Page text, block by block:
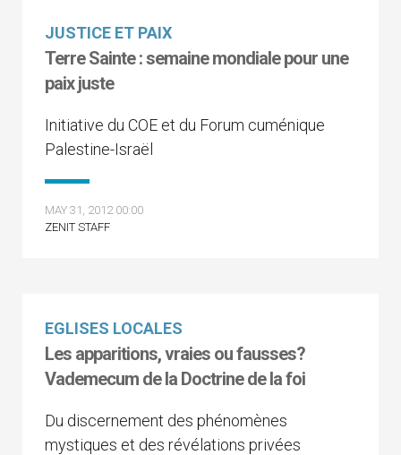
JUSTICE ET PAIX
Terre Sainte : semaine mondiale pour une
paix juste
Initiative du COE et du Forum cuménique
Palestine-Israël
MAY 31, 2012 00:00
ZENIT STAFF
EGLISES LOCALES
Les apparitions, vraies ou fausses?
Vademecum de la Doctrine de la foi
Du discernement des phénomènes
mystiques et des révélations privées